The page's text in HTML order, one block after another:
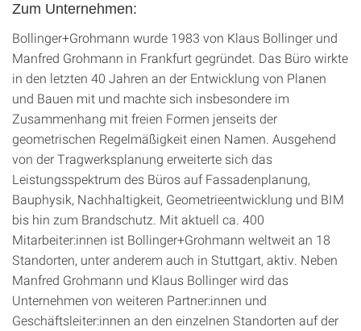
Zum Unternehmen:
Bollinger+Grohmann wurde 1983 von Klaus Bollinger und
Manfred Grohmann in Frankfurt gegründet. Das Büro wirkte
in den letzten 40 Jahren an der Entwicklung von Planen
und Bauen mit und machte sich insbesondere im
Zusammenhang mit freien Formen jenseits der
geometrischen Regelmäßigkeit einen Namen. Ausgehend
von der Tragwerksplanung erweiterte sich das
Leistungsspektrum des Büros auf Fassadenplanung,
Bauphysik, Nachhaltigkeit, Geometrieentwicklung und BIM
bis hin zum Brandschutz. Mit aktuell ca. 400
Mitarbeiter:innen ist Bollinger+Grohmann weltweit an 18
Standorten, unter anderem auch in Stuttgart, aktiv. Neben
Manfred Grohmann und Klaus Bollinger wird das
Unternehmen von weiteren Partner:innen und
Geschäftsleiter:innen an den einzelnen Standorten auf der